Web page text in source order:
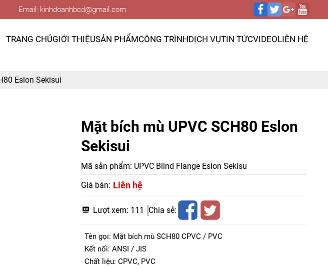
Email: kinhdoanhbcd@gmail.com
TRANG CHỦGIỚI THIỆUSẢN PHẨMCÔNG TRÌNHDỊCH VỤTIN TỨCVIDEOLIÊN HỆ
Eslon Sekisui
Mặt bích mù UPVC SCH80 Eslon
Sekisui
Mã sản phẩm: UPVC Blind Flange Eslon Sekisu
Giá bán: Liên hệ
Lượt xem: 111 Chia sẻ:
Tên gọi: Mặt bích mù SCH80 CPVC / PVC
Kết nối: ANSI / JIS
Chất liệu: CPVC, PVC